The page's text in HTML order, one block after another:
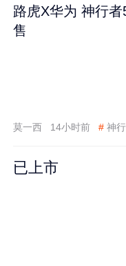
路虎X华为 神行
售
莫一西 14小时前 # 神
已上市